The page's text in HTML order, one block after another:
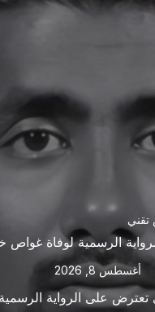
الرسمية لوفاة غواص
أغسطس 8, 2026
على الرواية الرسمية